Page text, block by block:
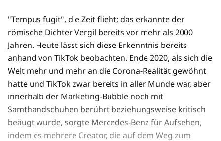
"Tempus fugit", die Zeit flieht; das erkannte der
römische Dichter Vergil bereits vor mehr als 2000
Jahren. Heute lässt sich diese Erkenntnis bereits
anhand von TikTok beobachten. Ende 2020, als sich die
Welt mehr und mehr an die Corona-Realität gewöhnt
hatte und TikTok zwar bereits in aller Munde war, aber
innerhalb der Marketing-Bubble noch mit
Samthandschuhen berührt beziehungsweise kritisch
beäugt wurde, sorgte Mercedes-Benz für Aufsehen,
indem es mehrere Creator, die auf dem Weg zum